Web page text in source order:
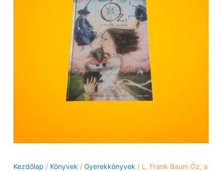
Kezdőlap / Könyvek / Gyerekkönyvek / L. Frank Baum Óz, ​a